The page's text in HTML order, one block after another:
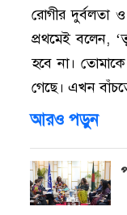
রোগীর দুর্বলতা
প্রথমেই বলেন,
হবে না।
গেছে। এখন
আরও পড়ুন